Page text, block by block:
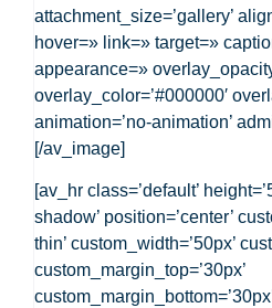
attachment_size=’gallery’
hover=» link=» target=»
appearance=»
overlay_color=’#000000′
animation=’no-animation’
[/av_image]
[av_hr class=’default’
shadow’ position=’center’
thin’ custom_width=’50px’
custom_margin_top=’30px’